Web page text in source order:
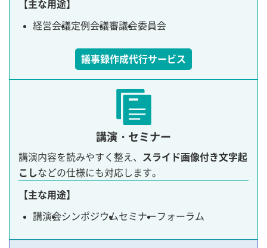
【主な用途】
経営会議定例会議審議会委員会
議事録作成代行サービス
講演・セミナー
講演内容を読みやすく整え、
スライド画像付き文字起
こしなどの仕様にも対応します。
【主な用途】
講演会シンポジウムセミナーフォーラム